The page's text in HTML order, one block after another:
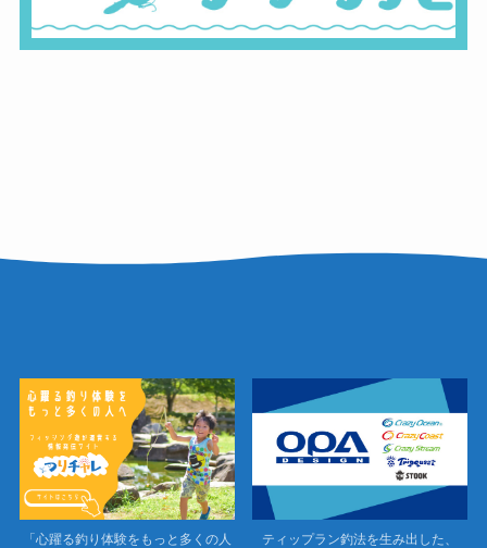
「心躍る釣り体験をもっと多くの人
ティップラン釣法を生み出した、